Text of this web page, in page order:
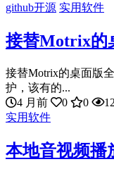
github开源 实用软件
接替Motrix的
接替Motrix的桌面版
护，该有的...
4 月前
0 0 12
实用软件
本地音视频播